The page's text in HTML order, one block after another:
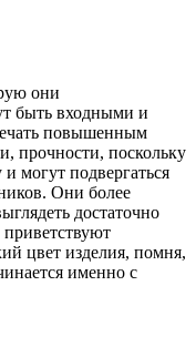
они
быть входными и
повышенным
прочности, поскольку
могут подвергаться
Они более
достаточно
цвет изделия, помня,
именно с